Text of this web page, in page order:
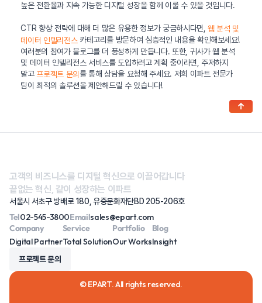
높은 전환율과 지속 가능한 디지털 성장을 함께 이룰 수 있을 것입니다.
CTR 향상 전략에 대해 더 많은 유용한 정보가 궁금하시다면,웹 분석 및
데이터 인텔리전스카테고리를 방문하여 심층적인 내용을 확인해보세요!
여러분의 참여가 블로그를 더 풍성하게 만듭니다. 또한, 귀사가 웹 분석
및 데이터 인텔리전스 서비스를 도입하려고 계획 중이라면, 주저하지
말고 프로젝트 문의 를 통해 상담을 요청해 주세요. 저희 이파트 전문가
팀이 최적의 솔루션을 제안해드릴 수 있습니다!
고객의 비즈니스를 디지털 혁신으로 이끌어갑니다
끝없는 혁신, 같이 성장하는 이파트
서울시 서초구 방배로 180, 유중문화재단BD 205-206호
Tel02-545-3800Emailsales@epart.com
Company
Digital Partner
Service
Total Solution
Portfolio
Our Works
Blog
Insight
프로젝트 문의
© EPART. All rights reserved.
↑